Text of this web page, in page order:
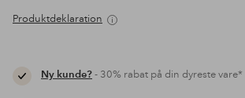
Produktdeklaration
Ny kunde?- 30% rabat på din dyreste vare*